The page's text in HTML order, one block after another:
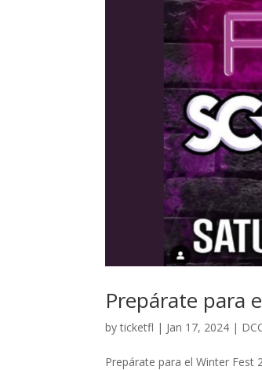
Prepárate para
byticketfl | Jan 17, 2024 |
Prepárate para el Winter